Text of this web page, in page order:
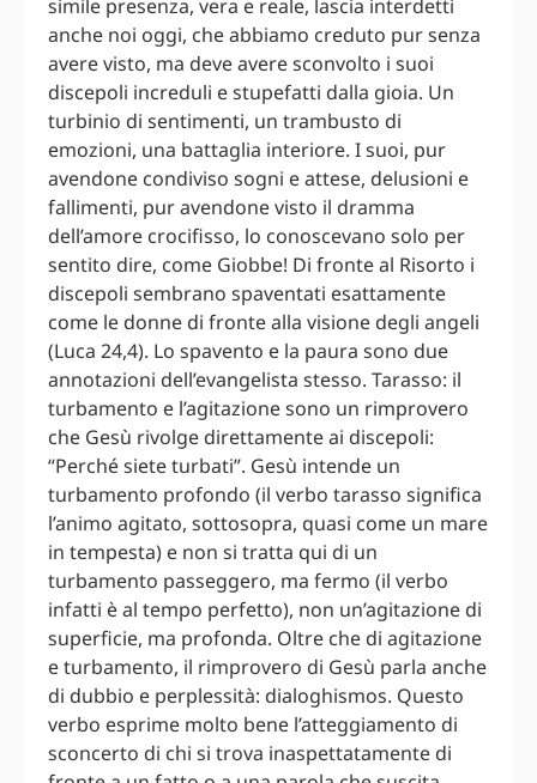
simile presenza, vera e reale, lascia interdetti
anche noi oggi, che abbiamo creduto pur senza
avere visto, ma deve avere sconvolto i suoi
discepoli increduli e stupefatti dalla gioia. Un
turbinio di sentimenti, un trambusto di
emozioni, una battaglia interiore. I suoi, pur
avendone condiviso sogni e attese, delusioni e
fallimenti, pur avendone visto il dramma
dell’amore crocifisso, lo conoscevano solo per
sentito dire, come Giobbe! Di fronte al Risorto i
discepoli sembrano spaventati esattamente
come le donne di fronte alla visione degli angeli
(Luca 24,4). Lo spavento e la paura sono due
annotazioni dell’evangelista stesso. Tarasso: il
turbamento e l’agitazione sono un rimprovero
che Gesù rivolge direttamente ai discepoli:
“Perché siete turbati”. Gesù intende un
turbamento profondo (il verbo tarasso significa
l’animo agitato, sottosopra, quasi come un mare
in tempesta) e non si tratta qui di un
turbamento passeggero, ma fermo (il verbo
infatti è al tempo perfetto), non un’agitazione di
superficie, ma profonda. Oltre che di agitazione
e turbamento, il rimprovero di Gesù parla anche
di dubbio e perplessità: dialoghismos. Questo
verbo esprime molto bene l’atteggiamento di
sconcerto di chi si trova inaspettatamente di